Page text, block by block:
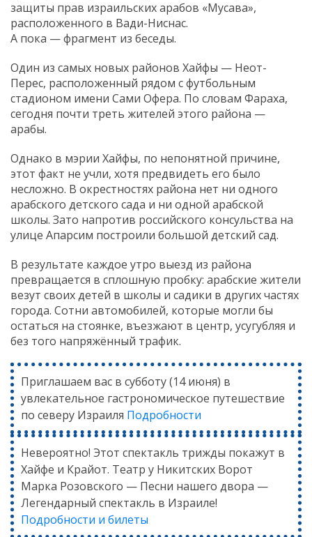
защиты прав израильских арабов «Мусава»,
расположенного в Вади-Ниснас.
А пока — фрагмент из беседы.
Один из самых новых районов Хайфы — Неот-
Перес, расположенный рядом с футбольным
стадионом имени Сами Офера. По словам Фараха,
сегодня почти треть жителей этого района —
арабы.
Однако в мэрии Хайфы, по непонятной причине,
этот факт не учли, хотя предвидеть его было
несложно. В окрестностях района нет ни одного
арабского детского сада и ни одной арабской
школы. Зато напротив российского консульства на
улице Апарсим построили большой детский сад.
В результате каждое утро выезд из района
превращается в сплошную пробку: арабские жители
везут своих детей в школы и садики в других частях
города. Сотни автомобилей, которые могли бы
остаться на стоянке, въезжают в центр, усугубляя и
без того напряжённый трафик.
Приглашаем вас в субботу (14 июня) в
увлекательное гастрономическое путешествие
по северу Израиля Подробности
Невероятно! Этот спектакль трижды покажут в
Хайфе и Крайот. Театр у Никитских Ворот
Марка Розовского — Песни нашего двора —
Легендарный спектакль в Израиле!
Подробности и билеты